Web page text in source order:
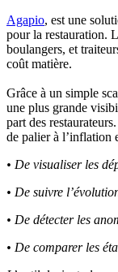
Agapio, est une
pour la restauration.
boulangers, et
coût matière.
Grâce à un simple
une plus grande
part des
de palier à l’inflation
• De visualiser les
• De suivre
• De détecter les
• De comparer les